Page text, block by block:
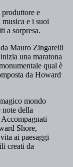
e
e i suoi
a sorpresa.
Mauro Zingarelli
una maratona
qual è
da Howard
mondo
note della
Shore,
ai paesaggi
creati da